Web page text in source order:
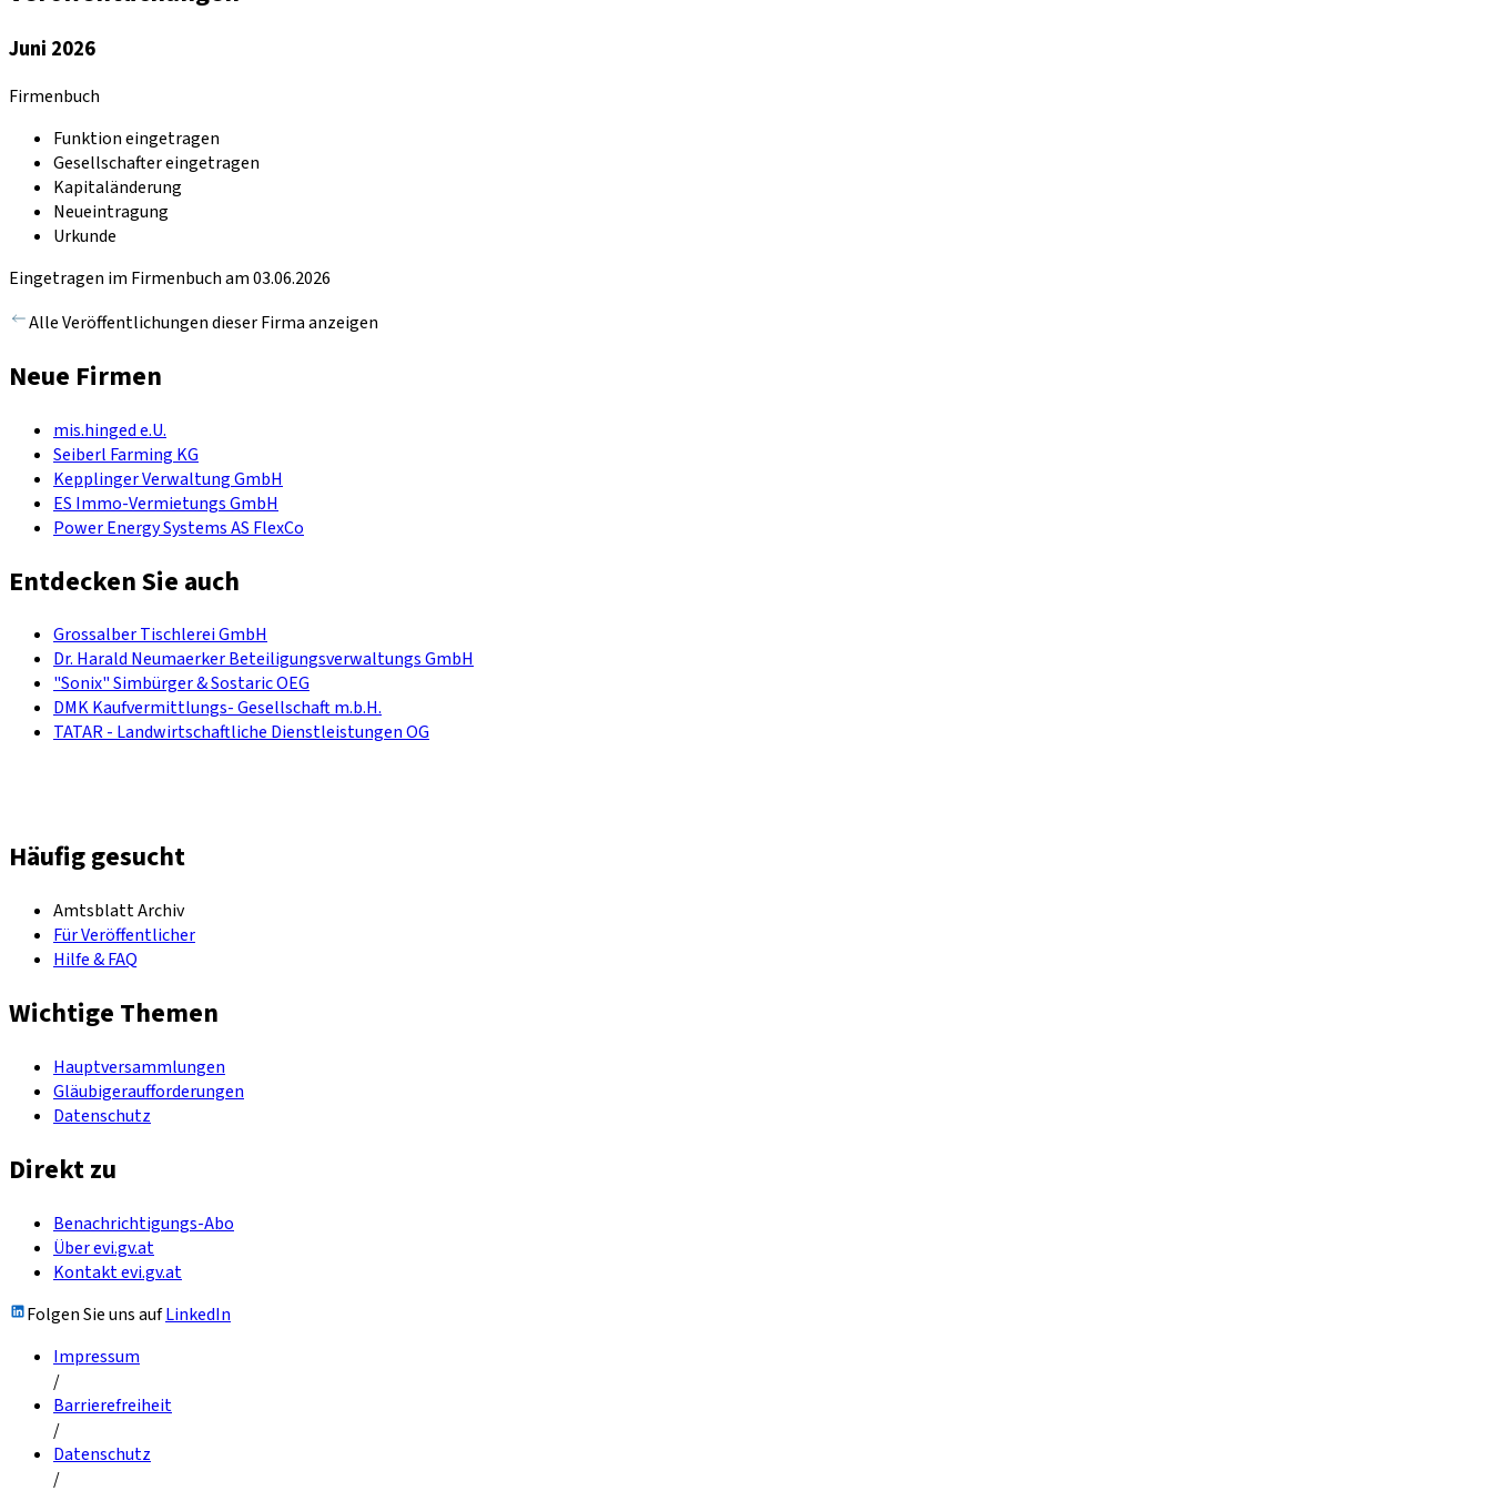
Juni 2026
Firmenbuch
Funktion eingetragen
Gesellschafter eingetragen
Kapitaländerung
Neueintragung
Urkunde
Eingetragen im Firmenbuch am 03.06.2026
Alle Veröffentlichungen dieser Firma anzeigen
Neue Firmen
mis.hinged e.U.
Seiberl Farming KG
Kepplinger Verwaltung GmbH
ES Immo-Vermietungs GmbH
Power Energy Systems AS FlexCo
Entdecken Sie auch
Grossalber Tischlerei GmbH
Dr. Harald Neumaerker Beteiligungsverwaltungs GmbH
"Sonix" Simbürger & Sostaric OEG
DMK Kaufvermittlungs- Gesellschaft m.b.H.
TATAR - Landwirtschaftliche Dienstleistungen OG
Häufig gesucht
Amtsblatt Archiv
Für Veröffentlicher
Hilfe & FAQ
Wichtige Themen
Hauptversammlungen
Gläubigeraufforderungen
Datenschutz
Direkt zu
Benachrichtigungs-Abo
Über evi.gv.at
Kontakt evi.gv.at
Folgen Sie uns aufLinkedIn
Impressum
/
Barrierefreiheit
/
Datenschutz
/